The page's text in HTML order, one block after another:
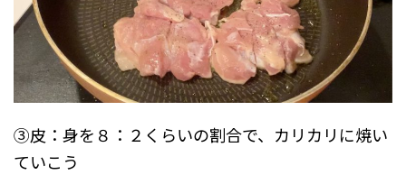
③皮：身を８：２くらいの割合で、カリカリに焼い
ていこう